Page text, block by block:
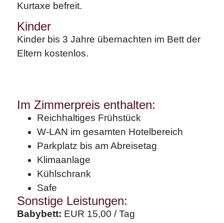
Kurtaxe befreit.
Kinder
Kinder bis 3 Jahre übernachten im Bett der
Eltern kostenlos.
Im Zimmerpreis enthalten:
Reichhaltiges Frühstück
W-LAN im gesamten Hotelbereich
Parkplatz bis am Abreisetag
Klimaanlage
Kühlschrank
Safe
Sonstige Leistungen:
Babybett: EUR 15,00 / Tag